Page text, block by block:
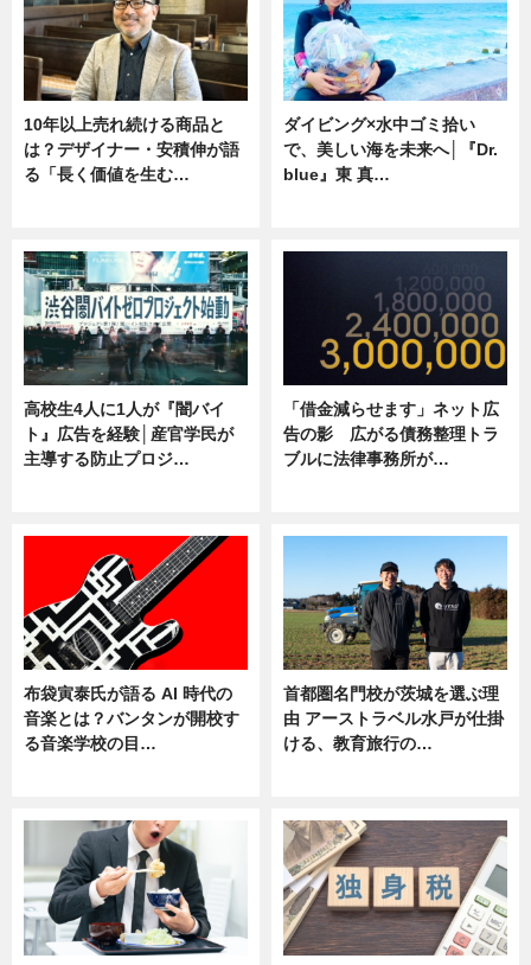
10年以上売れ続ける商品と
は？デザイナー・安積伸が語
る「長く価値を生む…
ダイビング×水中ゴミ拾い
で、美しい海を未来へ│『Dr.
blue』東 真…
高校生4人に1人が『闇バイ
ト』広告を経験│産官学民が
主導する防止プロジ…
「借金減らせます」ネット広
告の影 広がる債務整理トラ
ブルに法律事務所が…
布袋寅泰氏が語る AI 時代の
音楽とは？バンタンが開校す
る音楽学校の目…
首都圏名門校が茨城を選ぶ理
由 アーストラベル水戸が仕掛
ける、教育旅行の…